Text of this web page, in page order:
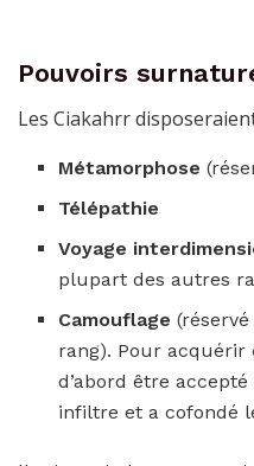
Pouvoirs
Les Ciakahrr
Métamorphose
Télépathie
Voyage
plupart des autres
Camouflage
rang). Pour
d’abord être
infiltre et a cofondé